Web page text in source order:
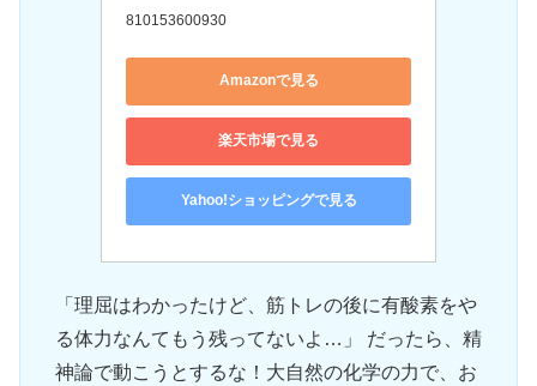
810153600930
Amazonで見る
楽天市場で見る
Yahoo!ショッピングで見る
「理屈はわかったけど、筋トレの後に有酸素をや
る体力なんてもう残ってないよ…」 だったら、精
神論で動こうとするな！大自然の化学の力で、お